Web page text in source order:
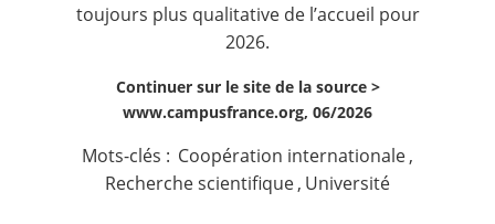
toujours plus qualitative de l’accueil pour
2026.
Continuer sur le site de la source >
www.campusfrance.org, 06/2026
Mots-clés : Coopération internationale,
Recherche scientifique, Université